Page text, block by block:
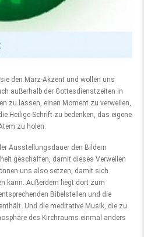
den März-Akzent und wollen uns
außerhalb der Gottesdienstzeiten in
zu lassen, einen Moment zu verweilen,
Heilige Schrift zu bedenken, das eigene
zu holen.
Ausstellungsdauer den Bildern
geschaffen, damit dieses Verweilen
uns also setzen, damit sich
kann. Außerdem liegt dort zum
Bibelstellen und die
Und die meditative Musik, die zu
des Kirchraums einmal anders